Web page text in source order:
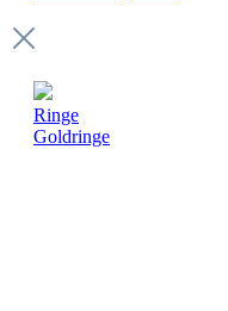
Ringe
Goldringe